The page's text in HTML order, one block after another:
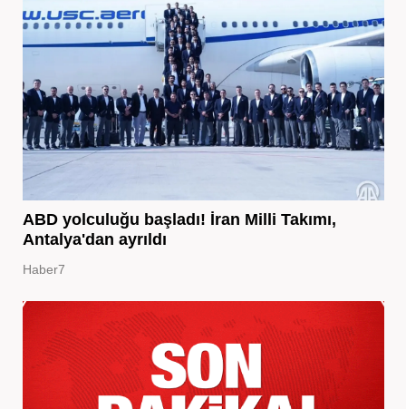
ABD yolculuğu başladı! İran Milli Takımı,
Antalya'dan ayrıldı
Haber7